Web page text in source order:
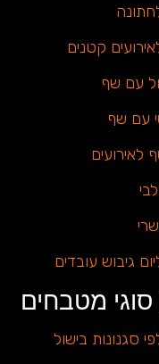
קטנים
עם שף
עם שף
לאירועים
גיבוש עובדים
סוגי מטבחים
סגנונות בישול